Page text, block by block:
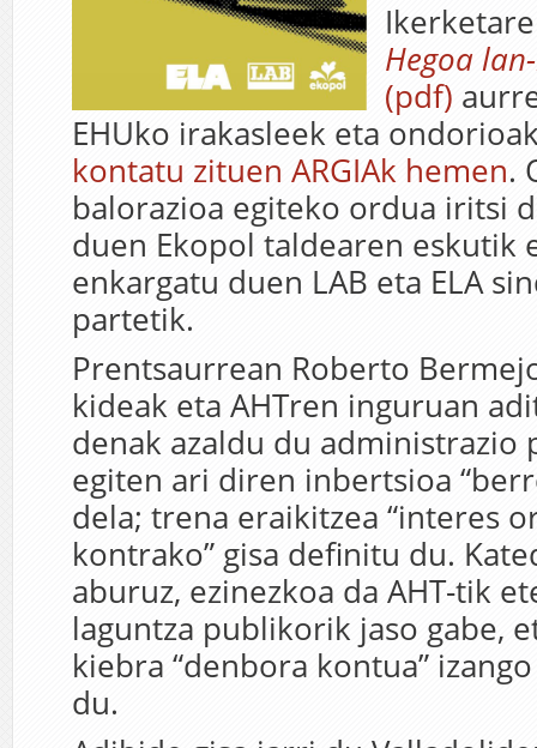
Hegoa
(pdf)
EHUko irakasleek eta
kontatu zituen ARGIAk hemen.
balorazioa egiteko ordua iritsi
duen Ekopol taldearen eskutik
enkargatu duen LAB eta ELA
partetik.
Prentsaurrean Roberto
kideak eta AHTren inguruan
denak azaldu du administrazio
egiten ari diren inbertsioa
dela; trena eraikitzea “interes
kontrako” gisa definitu du.
aburuz, ezinezkoa da AHT-tik
laguntza publikorik jaso gabe,
kiebra “denbora kontua”
du.